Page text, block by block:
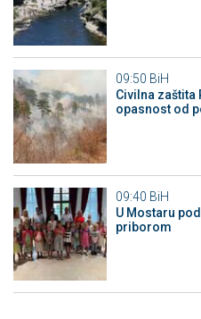
09:50 BiH
Civilna zaštita
opasnost od
09:40 BiH
U Mostaru
priborom